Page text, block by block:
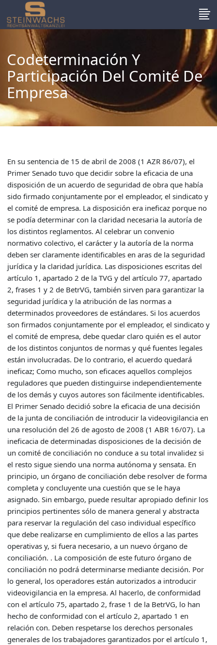
Codeterminación Y
Participación Del Comité De
Empresa
En su sentencia de 15 de abril de 2008 (1 AZR 86/07), el
Primer Senado tuvo que decidir sobre la eficacia de una
disposición de un acuerdo de seguridad de obra que había
sido firmado conjuntamente por el empleador, el sindicato y
el comité de empresa. La disposición era ineficaz porque no
se podía determinar con la claridad necesaria la autoría de
los distintos reglamentos. Al celebrar un convenio
normativo colectivo, el carácter y la autoría de la norma
deben ser claramente identificables en aras de la seguridad
jurídica y la claridad jurídica. Las disposiciones escritas del
artículo 1, apartado 2 de la TVG y del artículo 77, apartado
2, frases 1 y 2 de BetrVG, también sirven para garantizar la
seguridad jurídica y la atribución de las normas a
determinados proveedores de estándares. Si los acuerdos
son firmados conjuntamente por el empleador, el sindicato y
el comité de empresa, debe quedar claro quién es el autor
de los distintos conjuntos de normas y qué fuentes legales
están involucradas. De lo contrario, el acuerdo quedará
ineficaz; Como mucho, son eficaces aquellos complejos
reguladores que pueden distinguirse independientemente
de los demás y cuyos autores son fácilmente identificables.
El Primer Senado decidió sobre la eficacia de una decisión
de la junta de conciliación de introducir la videovigilancia en
una resolución del 26 de agosto de 2008 (1 ABR 16/07). La
ineficacia de determinadas disposiciones de la decisión de
un comité de conciliación no conduce a su total invalidez si
el resto sigue siendo una norma autónoma y sensata. En
principio, un órgano de conciliación debe resolver de forma
completa y concluyente una cuestión que se le haya
asignado. Sin embargo, puede resultar apropiado definir los
principios pertinentes sólo de manera general y abstracta
para reservar la regulación del caso individual específico
que debe realizarse en cumplimiento de ellos a las partes
operativas y, si fuera necesario, a un nuevo órgano de
conciliación. . La composición de este futuro órgano de
conciliación no podrá determinarse mediante decisión. Por
lo general, los operadores están autorizados a introducir
videovigilancia en la empresa. Al hacerlo, de conformidad
con el artículo 75, apartado 2, frase 1 de la BetrVG, lo han
hecho de conformidad con el artículo 2, apartado 1 en
relación con. Deben respetarse los derechos personales
generales de los trabajadores garantizados por el artículo 1,